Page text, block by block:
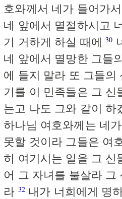
호와께서 네가 들어가
네 앞에서 멸절하시고
기 거하게 하실 때에30
네 앞에서 멸망한 그들
에 들지 말라 또 그들의
기를 이 민족들은 그 신
는고 나도 그와 같이 하
하나님 여호와께는 네
못할 것이라 그들은 여
히 여기시는 일을 그 신
어 그 자녀를 불살라 그
라 32내가 너희에게 명